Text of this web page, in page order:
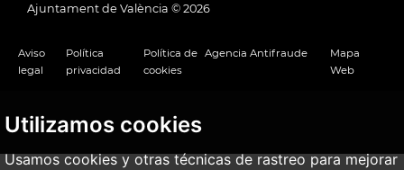
Utilizamos cookies
Usamos cookies y otras técnicas de rastreo para mejorar
Ajuntament de València © 2026
Aviso
legal
Política
privacidad
Política de
cookies
Agencia Antifraude
Mapa
Web